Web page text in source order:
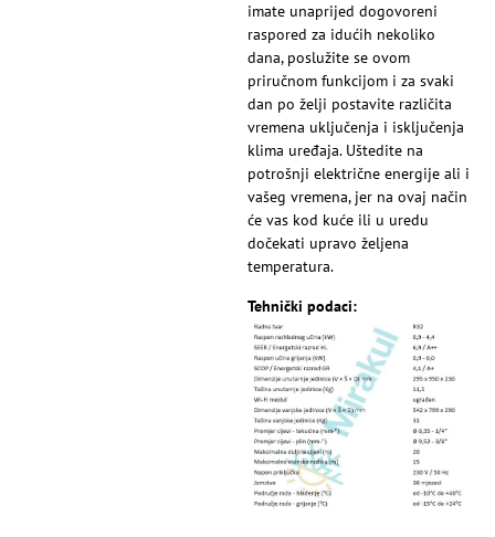
imate unaprijed dogovoreni
raspored za idućih nekoliko
dana, poslužite se ovom
priručnom funkcijom i za svaki
dan po želji postavite različita
vremena uključenja i isključenja
klima uređaja. Uštedite na
potrošnji električne energije ali i
vašeg vremena, jer na ovaj način
će vas kod kuće ili u uredu
dočekati upravo željena
temperatura.
Tehnički podaci: